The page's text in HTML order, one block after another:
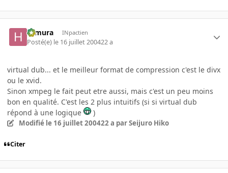
Himura INpactien
Posté(e) le 16 juillet 200422 a
virtual dub... et le meilleur format de compression c'est le divx
ou le xvid.
Sinon xmpeg le fait peut etre aussi, mais c'est un peu moins
bon en qualité. C'est les 2 plus intuitifs (si si virtual dub
répond à une logique
)
Modifié le 16 juillet 200422 a par Seijuro Hiko
Citer